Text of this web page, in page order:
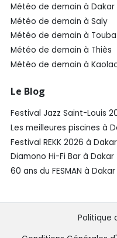
Météo de demain à Dakar
Météo de demain à Saly
Météo de demain à Touba
Météo de demain à Thiès
Météo de demain à
Le Blog
Festival Jazz Saint-Louis
Les meilleures piscines à
SénéGuide
Festival REKK 2026 à
Diamono Hi-Fi Bar à
aux Spirited Awards®️ 2026
60 ans du FESMAN à
Politique